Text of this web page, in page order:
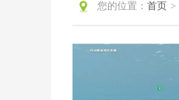
您的位置： 首页 >